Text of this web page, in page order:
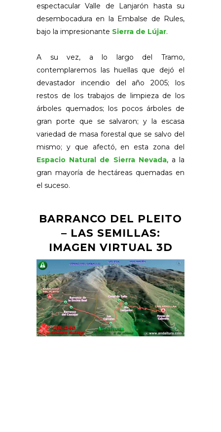
espectacular Valle de Lanjarón hasta su
desembocadura en la Embalse de Rules,
bajo la impresionante Sierra de Lújar.
A su vez, a lo largo del Tramo,
contemplaremos las huellas que dejó el
devastador incendio del año 2005; los
restos de los trabajos de limpieza de los
árboles quemados; los pocos árboles de
gran porte que se salvaron; y la escasa
variedad de masa forestal que se salvo del
mismo; y que afectó, en esta zona del
Espacio Natural de Sierra Nevada, a la
gran mayoría de hectáreas quemadas en
el suceso.
BARRANCO DEL PLEITO
– LAS SEMILLAS:
IMAGEN VIRTUAL 3D